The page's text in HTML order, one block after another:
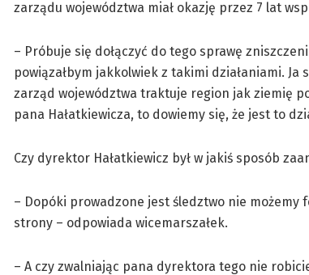
zarządu województwa miał okazję przez 7 lat
– Próbuje się dołączyć do tego sprawę
powiązałbym jakkolwiek z takimi działaniami. Ja
zarząd województwa traktuje region jak ziemię
pana Hałatkiewicza, to dowiemy się, że jest to
Czy dyrektor Hałatkiewicz był w jakiś sposób
– Dopóki prowadzone jest śledztwo nie możemy
strony – odpowiada wicemarszałek.
– A czy zwalniając pana dyrektora tego nie